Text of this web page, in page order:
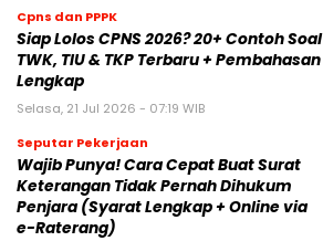
Cpns dan PPPK
Siap Lolos CPNS 2026? 20+ Contoh Soal
TWK, TIU & TKP Terbaru + Pembahasan
Lengkap
Selasa, 21 Jul 2026 - 07:19 WIB
Seputar Pekerjaan
Wajib Punya! Cara Cepat Buat Surat
Keterangan Tidak Pernah Dihukum
Penjara (Syarat Lengkap + Online via
e-Raterang)